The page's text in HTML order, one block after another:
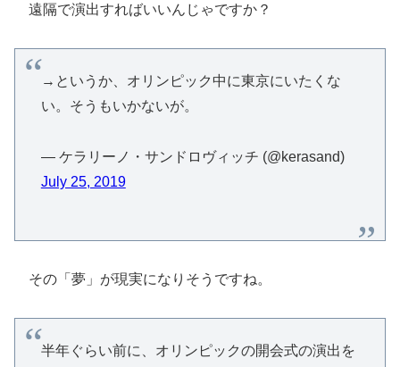
遠隔で演出すればいいんじゃですか？
→というか、オリンピック中に東京にいたくな
い。そうもいかないが。
— ケラリーノ・サンドロヴィッチ (@kerasand)
July 25, 2019
その「夢」が現実になりそうですね。
半年ぐらい前に、オリンピックの開会式の演出を